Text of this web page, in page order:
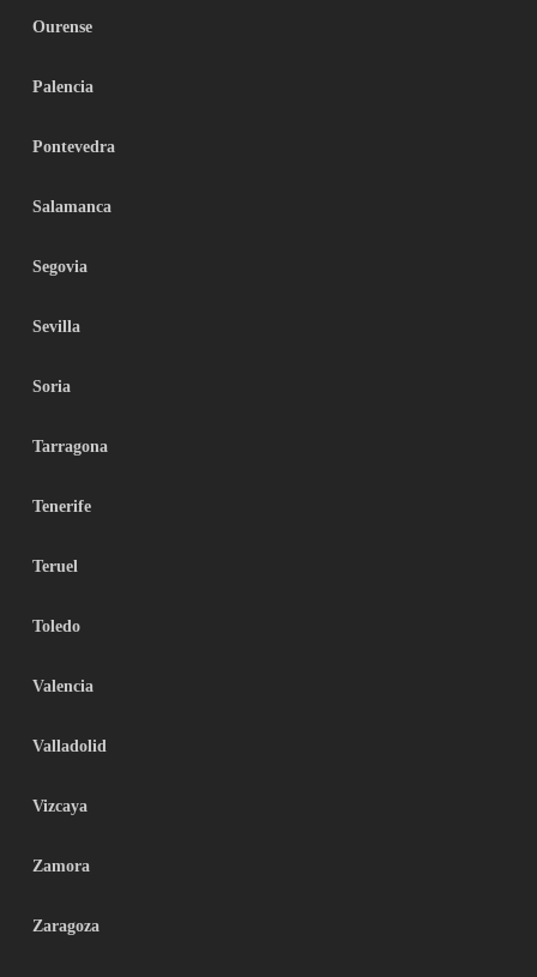
Ourense
Palencia
Pontevedra
Salamanca
Segovia
Sevilla
Soria
Tarragona
Tenerife
Teruel
Toledo
Valencia
Valladolid
Vizcaya
Zamora
Zaragoza